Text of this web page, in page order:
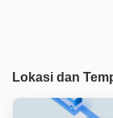
Lokasi dan